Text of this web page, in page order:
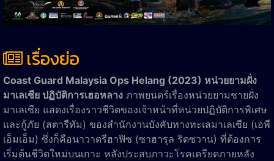
เรื่องย่อ
Coast Guard Malaysia Ops Helang (2023) หน่วยยามฝั่ง
มาเลเซีย ปฏิบัติการเฮอหลาง ภาพยนตร์เรื่องหน่วยยามชายฝั่ง
มาเลเซีย แสดงเรื่องราวชีวิตของเจ้าหน้าที่หน่วยปฏิบัติการพิเศษ
และกู้ภัย (สตารืทัม) ของสำนักงานบังคับทางทะเลมาเลเซีย (เอพี
เอ็มเอ็ม) ซึ่งก็คือนาวาตรีฮาฟิซ (ซาฮารุล ริดซวาน) ที่ต้องการ
เริ่มต้นชีวิตใหม่บนเกาะ หลังประสบภาวะโรคเครียดภายหลัง